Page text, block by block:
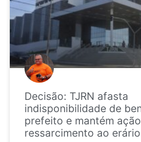
Decisão: TJRN afasta
indisponibilidade de
prefeito e mantém
ressarcimento ao erário